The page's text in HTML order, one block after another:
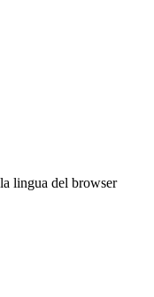
lingua del browser